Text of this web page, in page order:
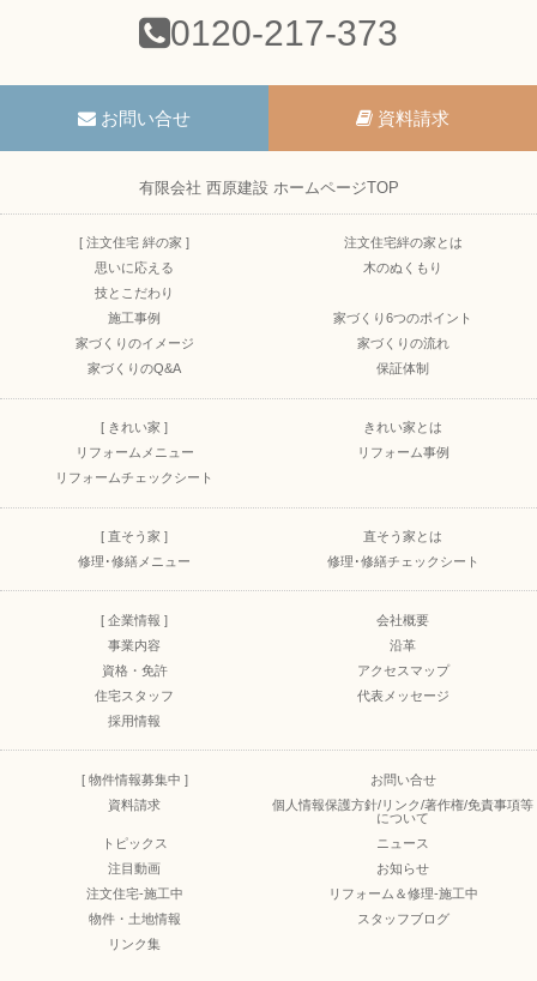
0120-217-373
お問い合せ 資料請求
有限会社 西原建設 ホームページTOP
[ 注文住宅 絆の家 ]
注文住宅絆の家とは
思いに応える
木のぬくもり
技とこだわり
施工事例
家づくり6つのポイント
家づくりのイメージ
家づくりの流れ
家づくりのQ&A
保証体制
[ きれい家 ]
きれい家とは
リフォームメニュー
リフォーム事例
リフォームチェックシート
[ 直そう家 ]
直そう家とは
修理･修繕メニュー
修理･修繕チェックシート
[ 企業情報 ]
会社概要
事業内容
沿革
資格・免許
アクセスマップ
住宅スタッフ
代表メッセージ
採用情報
[ 物件情報募集中 ]
お問い合せ
資料請求
個人情報保護方針/リンク/著作権/免責事項等
について
トピックス
ニュース
注目動画
お知らせ
注文住宅-施工中
リフォーム＆修理-施工中
物件・土地情報
スタッフブログ
リンク集